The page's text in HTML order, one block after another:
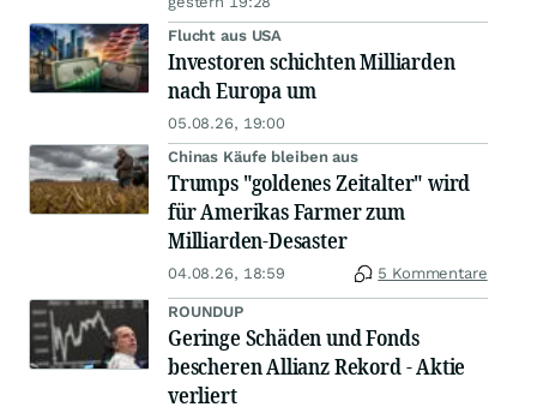
Flucht aus USA
Investoren schichten Milliarden
nach Europa um
05.08.26, 19:00
Chinas Käufe bleiben aus
Trumps "goldenes Zeitalter" wird
für Amerikas Farmer zum
Milliarden-Desaster
04.08.26, 18:59 5 Kommentare
ROUNDUP
Geringe Schäden und Fonds
bescheren Allianz Rekord - Aktie
verliert